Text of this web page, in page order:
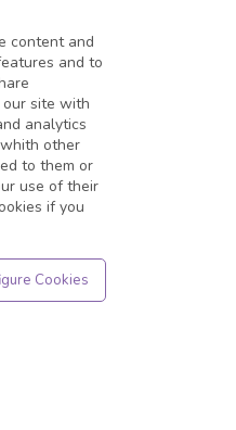
Segunda á Sábado
content and
and to
site with
analytics
other
to them or
use of their
if you
Cookies